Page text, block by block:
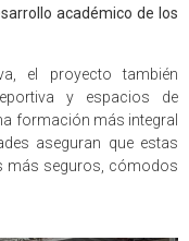
académico de los
el proyecto también
y espacios de
formación más integral
aseguran que estas
más seguros, cómodos